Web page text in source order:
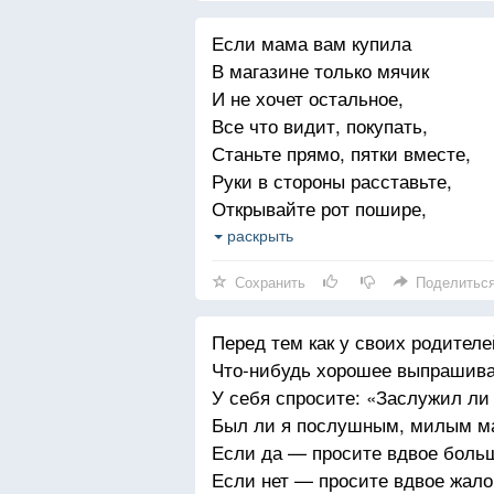
Если мама вам купила
В магазине только мячик
И не хочет остальное,
Все что видит, покупать,
Станьте прямо, пятки вместе,
Руки в стороны расставьте,
Открывайте рот пошире,
И кричите букву: — А!
С воплем: — Граждане! Тревога!
Покупатели помчатся
С продавщицей во главе,
К вам директор магазина
Подойдет и скажет маме:
— Забирайте все бесплатно,
Пусть он только не кричит!
раскрыть
Сохранить
Перед тем как у своих
Что-нибудь хорошее
У себя спросите: «Заслужил ли
Был ли я послушным, милым
Если да — просите вдвое
Если нет — просите вдвое